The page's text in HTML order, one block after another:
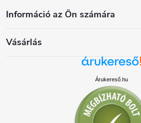
Információ az Ön számára
Vásárlás
Árukereső.hu